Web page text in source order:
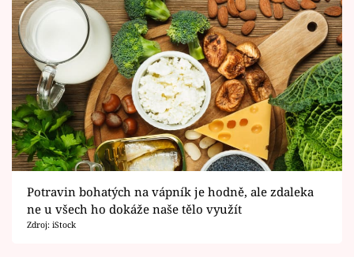
Vztahy
Seriály
Horoskopy
Sledujte prima+
Filmový festival Karlovy Vary
Pořady
Potravin bohatých na vápník je hodně, ale zdaleka
ne u všech ho dokáže naše tělo využít
Zdroj: iStock